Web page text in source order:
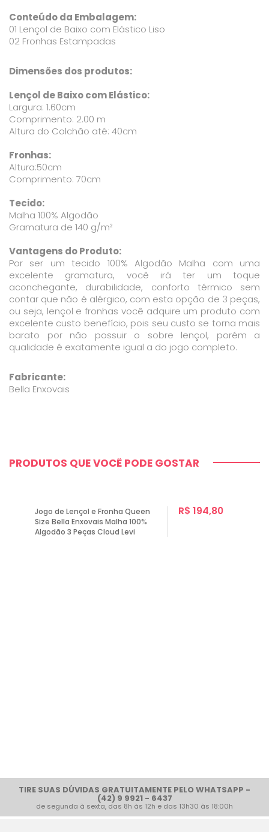
Conteúdo da Embalagem:
01 Lençol de Baixo com Elástico Liso
02 Fronhas Estampadas
Dimensões dos produtos:
Lençol de Baixo com Elástico:
Largura: 1.60cm
Comprimento: 2.00 m
Altura do Colchão até: 40cm
Fronhas:
Altura:50cm
Comprimento: 70cm
Tecido:
Malha 100% Algodão
Gramatura de 140 g/m²
Vantagens do Produto:
Por ser um tecido 100% Algodão Malha com uma
excelente gramatura, você irá ter um toque
aconchegante, durabilidade, conforto térmico sem
contar que não é alérgico, com esta opção de 3 peças,
ou seja, lençol e fronhas você adquire um produto com
excelente custo benefício, pois seu custo se torna mais
barato por não possuir o sobre lençol, porém a
qualidade é exatamente igual a do jogo completo.
Fabricante:
Bella Enxovais
PRODUTOS QUE VOCÊ PODE GOSTAR
Jogo de Lençol e Fronha Queen
Size Bella Enxovais Malha 100%
Algodão 3 Peças Cloud Levi
R$ 194,80
TIRE SUAS DÚVIDAS GRATUITAMENTE PELO WHATSAPP -
(42) 9 9921 - 6437
de segunda à sexta, das 8h às 12h e das 13h30 às 18:00h